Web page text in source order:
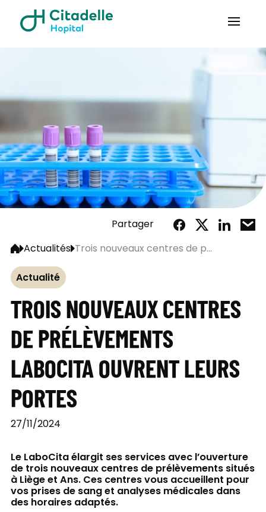
Partager
Actualités Trois nouveaux centres de p...
Actualité
TROIS NOUVEAUX CENTRES
DE PRÉLÈVEMENTS
LABOCITA OUVRENT LEURS
PORTES
27/11/2024
Le LaboCita élargit ses services avec l’ouverture
de trois nouveaux centres de prélèvements situés
à Liège et Ans. Ces centres vous accueillent pour
vos prises de sang et analyses médicales dans
des horaires adaptés.